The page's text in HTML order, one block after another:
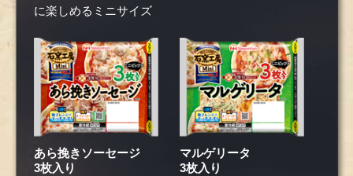
に楽しめるミニサイズ
あら挽きソーセージ
3枚入り
マルゲリータ
3枚入り